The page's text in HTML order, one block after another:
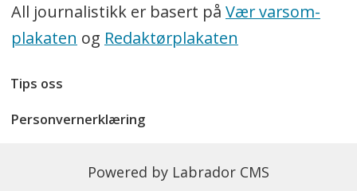
All journalistikk er basert på Vær varsom-
plakaten og Redaktørplakaten
Tips oss
Personvernerklæring
Powered by Labrador CMS